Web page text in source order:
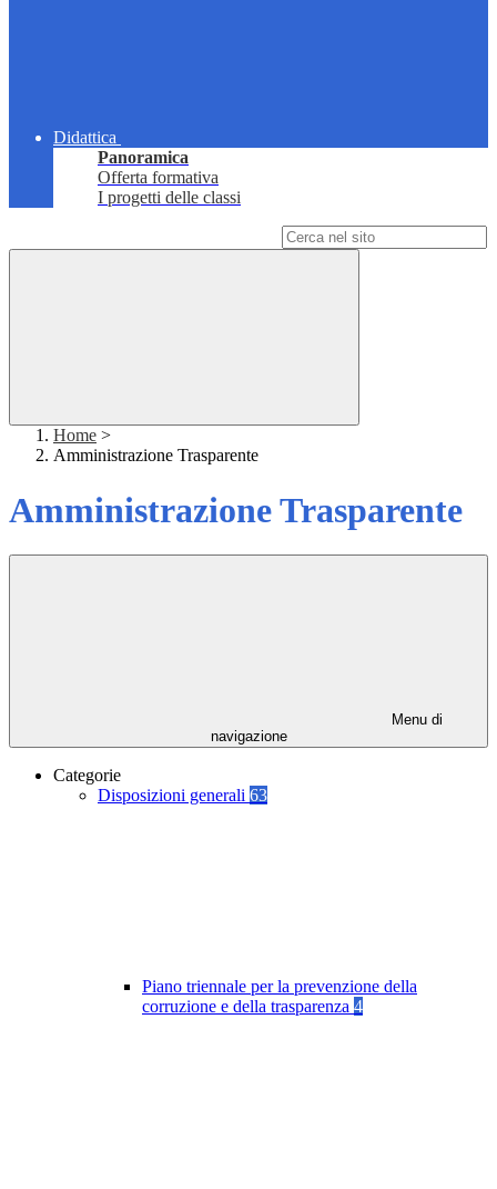
Didattica
Panoramica
Offerta formativa
I progetti delle classi
Home >
Amministrazione Trasparente
Amministrazione Trasparente
Menu di
navigazione
Categorie
Disposizioni generali 63
Piano triennale per la prevenzione della
corruzione e della trasparenza 4